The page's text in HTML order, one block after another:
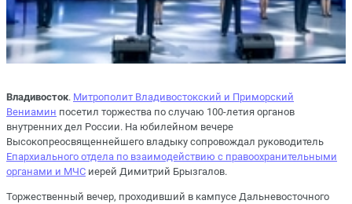
Владивосток. Митрополит Владивостокский и Приморский
Вениамин посетил торжества по случаю 100-летия органов
внутренних дел России. На юбилейном вечере
Высокопреосвященнейшего владыку сопровождал руководитель
Епархиального отдела по взаимодействию с правоохранительными
органами и МЧС иерей Димитрий Брызгалов.
Торжественный вечер, проходивший в кампусе Дальневосточного